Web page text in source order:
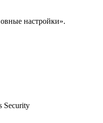
настройки».